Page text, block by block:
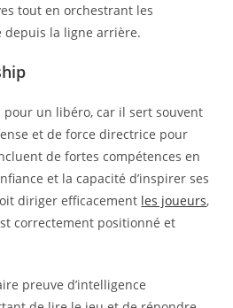
tout en orchestrant les
depuis la ligne arrière.
pour un libéro, car il sert souvent
et de force directrice pour
de fortes compétences en
et la capacité d’inspirer ses
diriger efficacement les joueurs,
correctement positionné et
preuve d’intelligence